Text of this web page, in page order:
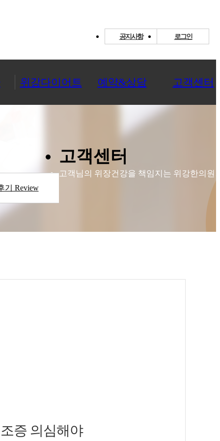
공지사항 로그인
위강다이어트 예약&상담 고객센터
고객센터
고객님의 위장건강을 책임지는 위강한의원!
기 Review
증 의심해야